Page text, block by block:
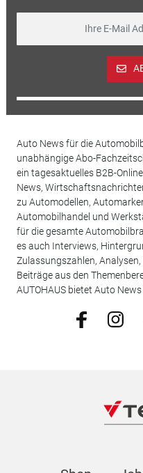
Auto News für die
unabhängige Abo-
ein tagesaktuelles B2B-
News,
zu Automodellen,
Automobilhandel und
für die gesamte
es auch Interviews,
Zulassungszahlen,
Beiträge aus den
AUTOHAUS bietet Auto